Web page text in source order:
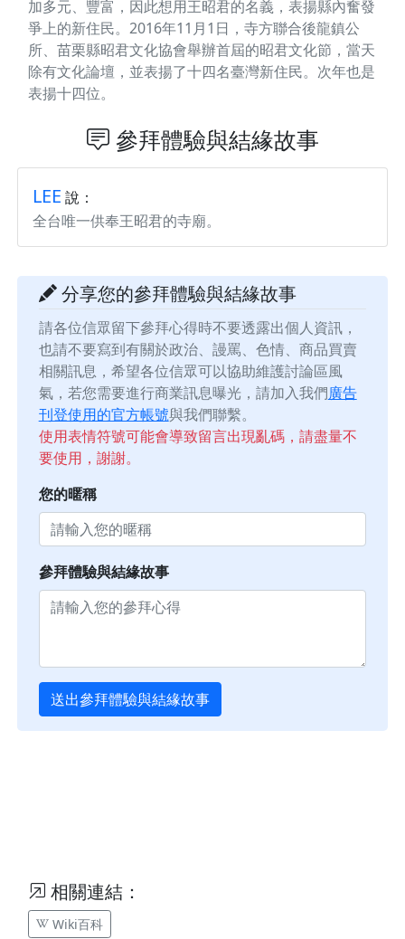
加多元、豐富，因此想用王昭君的名義，表揚縣內奮發
爭上的新住民。2016年11月1日，寺方聯合後龍鎮公
所、苗栗縣昭君文化協會舉辦首屆的昭君文化節，當天
除有文化論壇，並表揚了十四名臺灣新住民。次年也是
表揚十四位。
參拜體驗與結緣故事
LEE 說：
全台唯一供奉王昭君的寺廟。
分享您的參拜體驗與結緣故事
請各位信眾留下參拜心得時不要透露出個人資訊，
也請不要寫到有關於政治、謾罵、色情、商品買賣
相關訊息，希望各位信眾可以協助維護討論區風
氣，若您需要進行商業訊息曝光，請加入我們廣告
刊登使用的官方帳號與我們聯繫。
使用表情符號可能會導致留言出現亂碼，請盡量不
要使用，謝謝。
您的暱稱
參拜體驗與結緣故事
送出參拜體驗與結緣故事
相關連結：
Wiki百科